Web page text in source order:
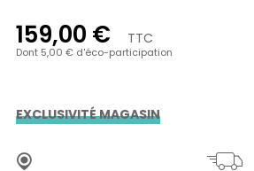
159,00 € TTC
Dont 5,00 € d'éco-participation
EXCLUSIVITÉ MAGASIN